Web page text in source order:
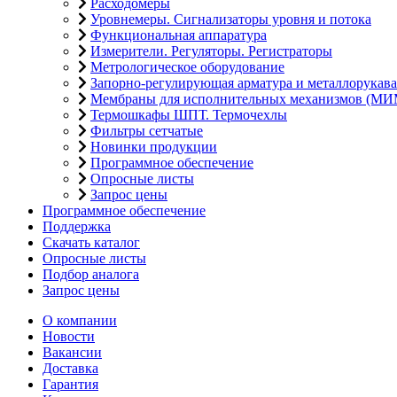
Расходомеры
Уровнемеры. Сигнализаторы уровня и потока
Функциональная аппаратура
Измерители. Регуляторы. Регистраторы
Метрологическое оборудование
Запорно-регулирующая арматура и металлорукава
Мембраны для исполнительных механизмов
Термошкафы ШПТ. Термочехлы
Фильтры сетчатые
Новинки продукции
Программное обеспечение
Опросные листы
Запрос цены
Программное обеспечение
Поддержка
Скачать каталог
Опросные листы
Подбор аналога
Запрос цены
О компании
Новости
Вакансии
Доставка
Гарантия